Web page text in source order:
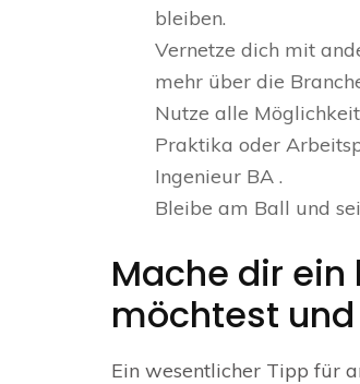
bleiben.
Vernetze dich mit
mehr über die
Nutze alle
Praktika oder
Ingenieur BA .
Bleibe am Ball und
Mache dir ein
möchtest
Ein wesentlicher Tipp für